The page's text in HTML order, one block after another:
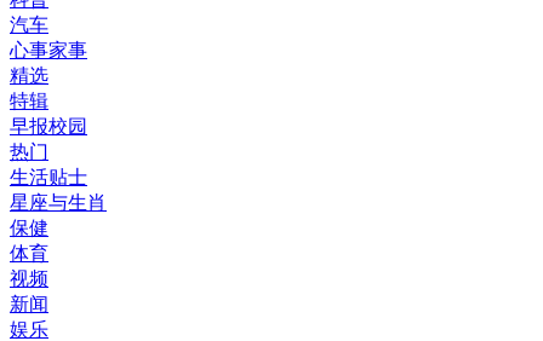
汽车
心事家事
精选
特辑
早报校园
热门
生活贴士
星座与生肖
保健
体育
视频
新闻
娱乐